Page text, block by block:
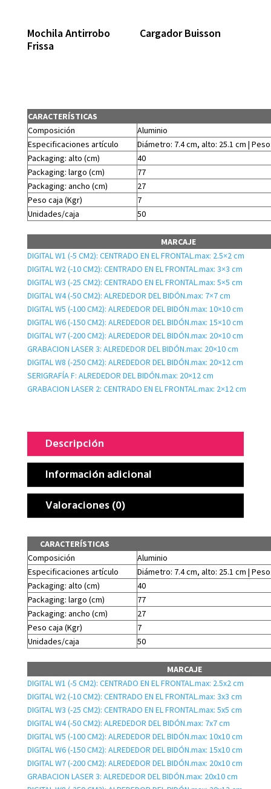
Mochila Antirrobo
Frissa
Cargador Buisson
CARACTERÍSTICAS
Composición
Aluminio
Especificaciones artículo
Diámetro: 7.4 cm, alto: 25.1 cm |
Packaging: alto (cm)
40
Packaging: largo (cm)
77
Packaging: ancho (cm)
27
Peso caja (Kgr)
7
Unidades/caja
50
MARCAJE
DIGITAL W1 (-5 CM2): CENTRADO EN EL FRONTAL.max: 2.5×2 cm
DIGITAL W2 (-10 CM2): CENTRADO EN EL FRONTAL.max: 3×3 cm
DIGITAL W3 (-25 CM2): CENTRADO EN EL FRONTAL.max: 5×5 cm
DIGITAL W4 (-50 CM2): ALREDEDOR DEL BIDÓN.max: 7×7 cm
DIGITAL W5 (-100 CM2): ALREDEDOR DEL BIDÓN.max: 10×10 cm
DIGITAL W6 (-150 CM2): ALREDEDOR DEL BIDÓN.max: 15×10 cm
DIGITAL W7 (-200 CM2): ALREDEDOR DEL BIDÓN.max: 20×10 cm
GRABACION LASER 3: ALREDEDOR DEL BIDÓN.max: 20×10 cm
DIGITAL W8 (-250 CM2): ALREDEDOR DEL BIDÓN.max: 20×12 cm
SERIGRAFÍA F: ALREDEDOR DEL BIDÓN.max: 20×12 cm
GRABACION LASER 2: CENTRADO EN EL FRONTAL.max: 2×12 cm
Descripción
Información adicional
Valoraciones (0)
CARACTERÍSTICAS
Composición
Aluminio
Especificaciones artículo
Diámetro: 7.4 cm, alto: 25.1 cm |
Packaging: alto (cm)
40
Packaging: largo (cm)
77
Packaging: ancho (cm)
27
Peso caja (Kgr)
7
Unidades/caja
50
MARCAJE
DIGITAL W1 (-5 CM2): CENTRADO EN EL FRONTAL.max: 2.5x2 cm
DIGITAL W2 (-10 CM2): CENTRADO EN EL FRONTAL.max: 3x3 cm
DIGITAL W3 (-25 CM2): CENTRADO EN EL FRONTAL.max: 5x5 cm
DIGITAL W4 (-50 CM2): ALREDEDOR DEL BIDÓN.max: 7x7 cm
DIGITAL W5 (-100 CM2): ALREDEDOR DEL BIDÓN.max: 10x10 cm
DIGITAL W6 (-150 CM2): ALREDEDOR DEL BIDÓN.max: 15x10 cm
DIGITAL W7 (-200 CM2): ALREDEDOR DEL BIDÓN.max: 20x10 cm
GRABACION LASER 3: ALREDEDOR DEL BIDÓN.max: 20x10 cm